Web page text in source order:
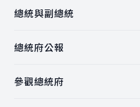
總統與副總統
總統府公報
參觀總統府